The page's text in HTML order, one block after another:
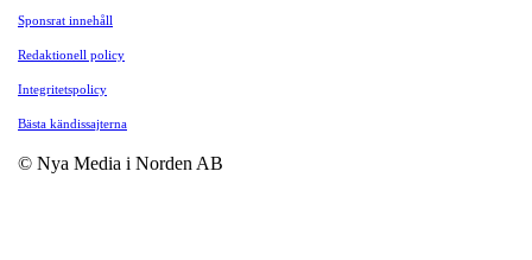
Sponsrat innehåll
Redaktionell policy
Integritetspolicy
Bästa kändissajterna
© Nya Media i Norden AB